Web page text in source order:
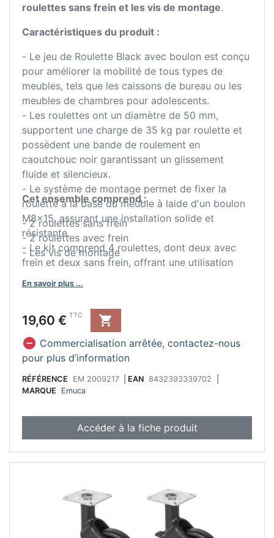
roulettes sans frein et les vis de montage.
Caractéristiques du produit :
- Le jeu de Roulette Black avec boulon est conçu
pour améliorer la mobilité de tous types de
meubles, tels que les caissons de bureau ou les
meubles de chambres pour adolescents.
- Les roulettes ont un diamètre de 50 mm,
supportent une charge de 35 kg par roulette et
possèdent une bande de roulement en
caoutchouc noir garantissant un glissement
fluide et silencieux.
- Le système de montage permet de fixer la
roulette à la base du meuble à laide d'un boulon
M8x15, assurant une installation solide et
résistante.
- Le kit comprend 4 roulettes, dont deux avec
frein et deux sans frein, offrant une utilisation
plus polyvalente.
- Fabriqué en acier et plastique noir.
Cet ensemble comprend :
- 2 roulettes sans frein
- 2 roulettes avec frein
- Les vis de montage
En savoir plus ...
Prix
19,60 € TTC

 Commercialisation arrêtée, contactez-nous
pour plus d’information
RÉFÉRENCE EM 2009217 EAN 8432393339702
MARQUE
Emuca
Accéder à la fiche produit